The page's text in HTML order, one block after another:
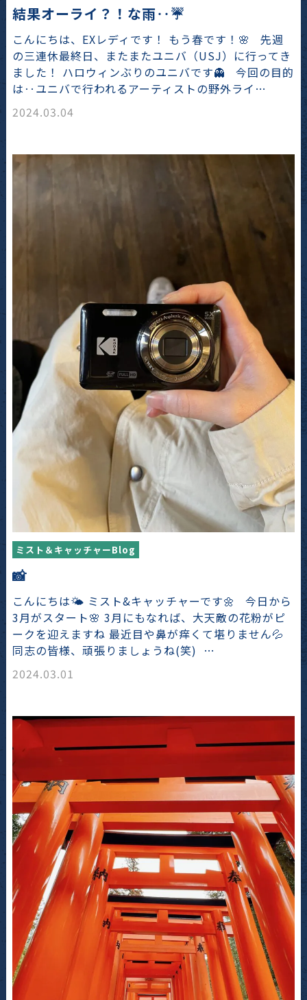
結果オーライ？！な雨‥☔️
こんにちは、EXレディです！ もう春です！🌸 先週
の三連休最終日、またまたユニバ（USJ）に行ってき
ました！ ハロウィンぶりのユニバです👻 今回の目的
は‥ユニバで行われるアーティストの野外ライ…
2024.03.04
ミスト＆キャッチャーBlog
📸
こんにちは🌤️ ミスト&キャッチャーです🌼 今日から
3月がスタート🌸 3月にもなれば、大天敵の花粉がピ
ークを迎えますね 最近目や鼻が痒くて堪りません💦
同志の皆様、頑張りましょうね(笑) …
2024.03.01